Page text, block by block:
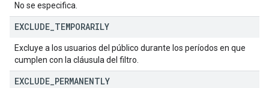
No se especifica.
EXCLUDE TEMPORARILY
Excluye a los usuarios del público durante los períodos en que
cumplen con la cláusula del filtro.
EXCLUDE PERMANENTLY